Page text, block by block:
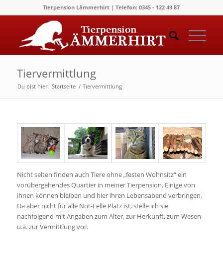
Tierpension Lämmerhirt | Telefon: 0345 - 122 49 87
Tiervermittlung
Du bist hier: Startseite / Tiervermittlung
Nicht selten finden auch Tiere ohne „festen Wohnsitz“ ein
vorübergehendes Quartier in meiner Tierpension. Einige von
ihnen können bleiben und hier ihren Lebensabend verbringen.
Da aber nicht für alle Not-Felle Platz ist, stelle ich sie
nachfolgend mit Angaben zum Alter, zur Herkunft, zum Wesen
u.ä. zur Vermittlung vor.